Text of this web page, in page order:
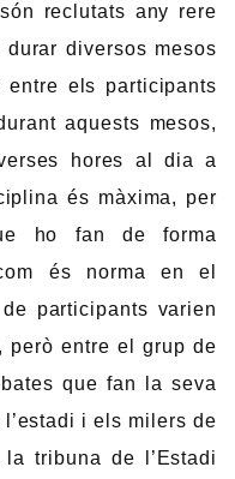
reclutats any rere
diversos mesos
els participants
aquests mesos,
hores al dia a
és màxima, per
ho fan de forma
és norma en el
participants varien
però entre el grup de
que fan la seva
i els milers de
tribuna de l’Estadi